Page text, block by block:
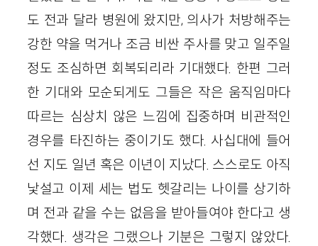
도 전과 달라 병원에 왔지만, 의사가 처방해주는
강한 약을 먹거나 조금 비싼 주사를 맞고 일주일
정도 조심하면 회복되리라 기대했다. 한편 그러
한 기대와 모순되게도 그들은 작은 움직임마다
따르는 심상치 않은 느낌에 집중하며 비관적인
경우를 타진하는 중이기도 했다. 사십대에 들어
선 지도 일년 혹은 이년이 지났다. 스스로도 아직
낯설고 이제 세는 법도 헷갈리는 나이를 상기하
며 전과 같을 수는 없음을 받아들여야 한다고 생
각했다. 생각은 그랬으나 기분은 그렇지 않았다.